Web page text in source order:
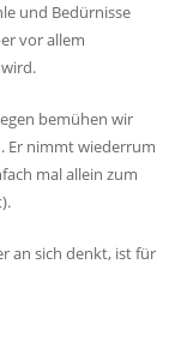
und Bedürnisse
vor allem
bemühen wir
Er nimmt wiederrum
mal allein zum
an sich denkt, ist für